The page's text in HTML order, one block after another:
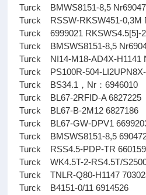
Turck BMWS8151-8,5
Turck RSSW-RKSW451-0,3M
Turck 6999021 RKSWS4.5[5]-
Turck BMSWS8151-8,5
Turck NI14-M18-AD4X-H1141
Turck PS100R-504-
Turck BS34.1，Nr：6946010
Turck BL67-2RFID-A 6827225
Turck BL67-B-2M12 6827186
Turck BL67-GW-DPV1
Turck BMSWS8151-8,5
Turck RSS4.5-PDP-TR
Turck WK4.5T-2-RS4.5T/
Turck TNLR-Q80-H1147
Turck B4151-0/11 6914526